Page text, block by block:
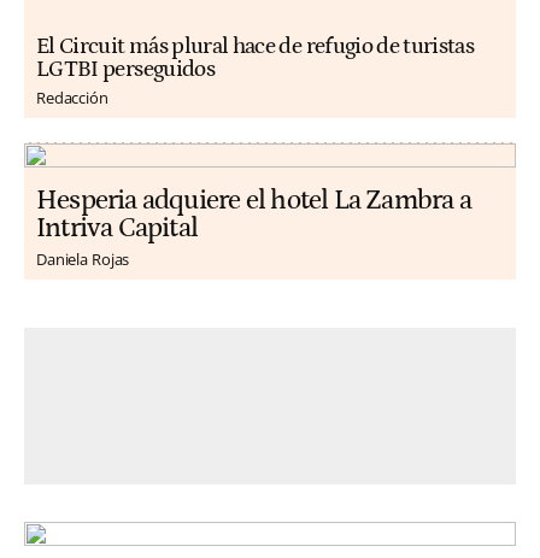
El Circuit más plural hace de refugio de turistas
LGTBI perseguidos
Redacción
Hesperia adquiere el hotel La Zambra a
Intriva Capital
Daniela Rojas